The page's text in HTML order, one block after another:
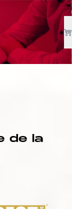
de la